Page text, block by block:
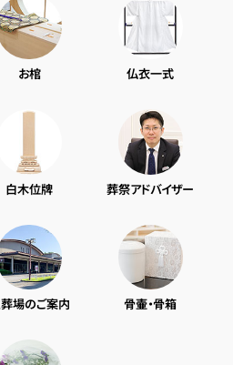
お棺 仏衣一式
白木位牌 葬祭アドバイザー
場のご案内 骨壷・骨箱